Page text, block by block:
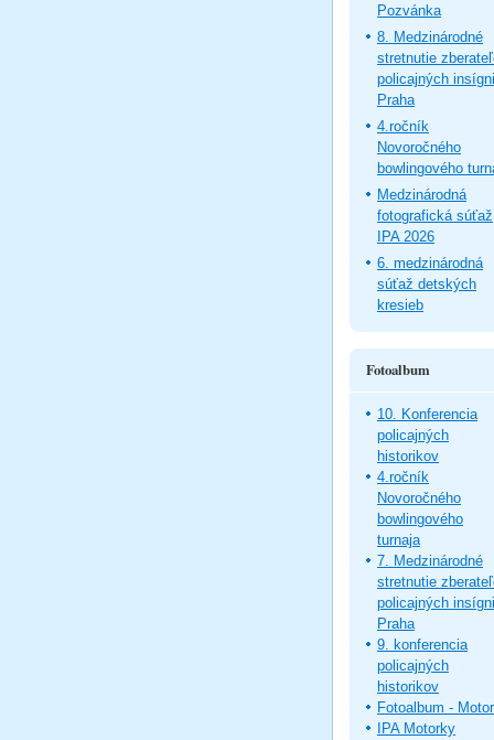
Pozvánka
8. Medzinárodné
stretnutie
policajných
Praha
4.ročník
Novoročného
bowlingového
Medzinárodná
fotografická súťaž
IPA 2026
6. medzinárodná
súťaž detských
kresieb
Fotoalbum
10. Konferencia
policajných
historikov
4.ročník
Novoročného
bowlingového
turnaja
7. Medzinárodné
stretnutie
policajných
Praha
9. konferencia
policajných
historikov
Fotoalbum -
IPA Motorky